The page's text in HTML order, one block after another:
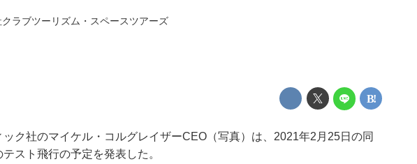
ラブツーリズム・スペースツアーズ
ク社のマイケル・コルグレイザーCEO（写真）は、2021年2月25日の同
スト飛行の予定を発表した。